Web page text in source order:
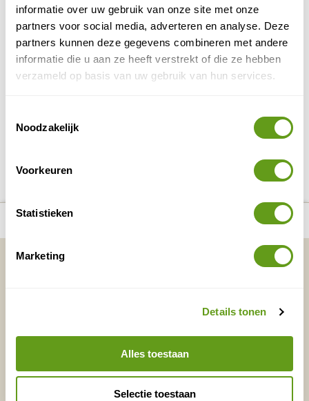
informatie over uw gebruik van onze site met onze
partners voor social media, adverteren en analyse. Deze
partners kunnen deze gegevens combineren met andere
informatie die u aan ze heeft verstrekt of die ze hebben
verzameld op basis van uw gebruik van hun services.
Noodzakelijk
Voorkeuren
Statistieken
Marketing
Details tonen
Alles toestaan
Selectie toestaan
Groepsreis
Volg de Mekong rivier en ontdek Laos van
noord naar zuid.
Met bezoek aan Phnom Penh in Cambodja.
En Chang Rai in Thailand.
number_of_trips:
5 Bekijk alle reizen naar Mooiste routes ter wereld
Vakantietips & Inspiratie?
Waar ligt je interesse?